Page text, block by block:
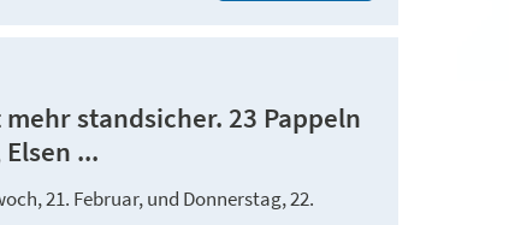
standsicher. 23 Pappeln
...
21. Februar, und Donnerstag, 22.